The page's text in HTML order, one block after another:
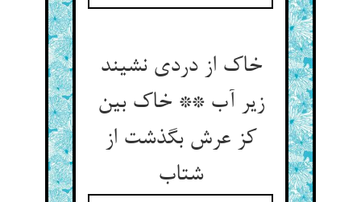
خاک از دردی نشیند
زیر آب ** خاک بین
کز عرش بگذشت از
شتاب‏